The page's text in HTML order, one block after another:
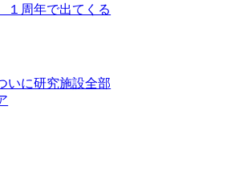
１周年で出てくる
いに研究施設全部